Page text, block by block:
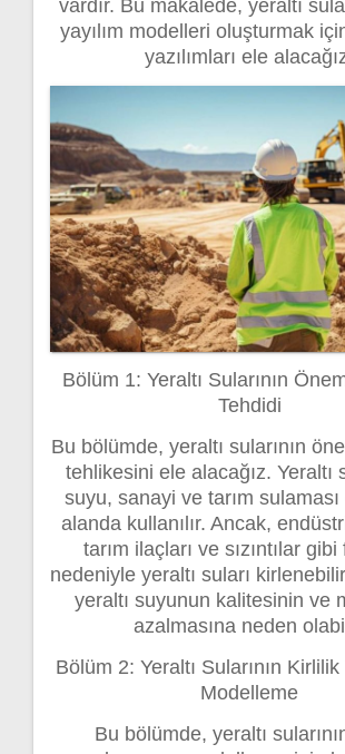
vardır. Bu makalede, yeraltı
yayılım modelleri oluşturmak
yazılımları ele
Bölüm 1: Yeraltı Sularının
Tehdidi
Bu bölümde, yeraltı sularının
tehlikesini ele alacağız. Yeraltı
suyu, sanayi ve tarım
alanda kullanılır. Ancak,
tarım ilaçları ve sızıntılar
nedeniyle yeraltı suları
yeraltı suyunun kalitesinin ve
azalmasına neden
Bölüm 2: Yeraltı Sularının Kirlilik
Modelleme
Bu bölümde, yeraltı